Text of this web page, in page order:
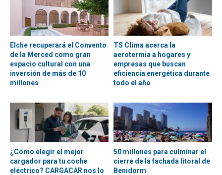
Elche recuperará el Convento
de la Merced como gran
espacio cultural con una
inversión de más de 10
millones
TS Clima acerca la
aerotermia a hogares y
empresas que buscan
eficiencia energética durante
todo el año
¿Cómo elegir el mejor
cargador para tu coche
eléctrico? CARGACAR nos lo
50 millones para culminar el
cierre de la fachada litoral de
Benidorm